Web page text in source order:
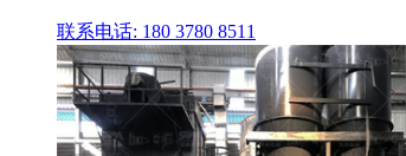
联系电话: 180 3780 8511